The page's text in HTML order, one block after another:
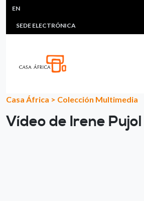
Skip to main content
HEADER MENU
MULTIMEDIA
SEDE ELECTRÓNICA
EN
Casa África > Colección Multimedia
Vídeo de Irene Pujol